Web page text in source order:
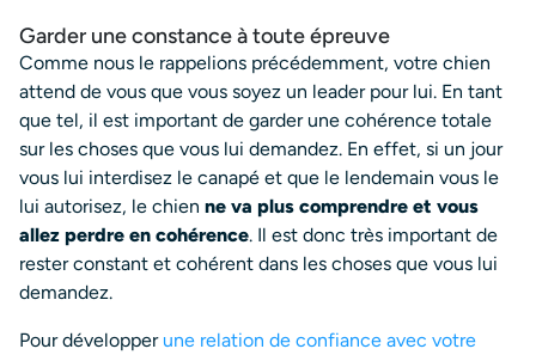
Garder une constance à toute épreuve
Comme nous le rappelions précédemment, votre chien
attend de vous que vous soyez un leader pour lui. En tant
que tel, il est important de garder une cohérence totale
sur les choses que vous lui demandez. En effet, si un jour
vous lui interdisez le canapé et que le lendemain vous le
lui autorisez, le chien ne va plus comprendre et vous
allez perdre en cohérence. Il est donc très important de
rester constant et cohérent dans les choses que vous lui
demandez.
Pour développer une relation de confiance avec votre